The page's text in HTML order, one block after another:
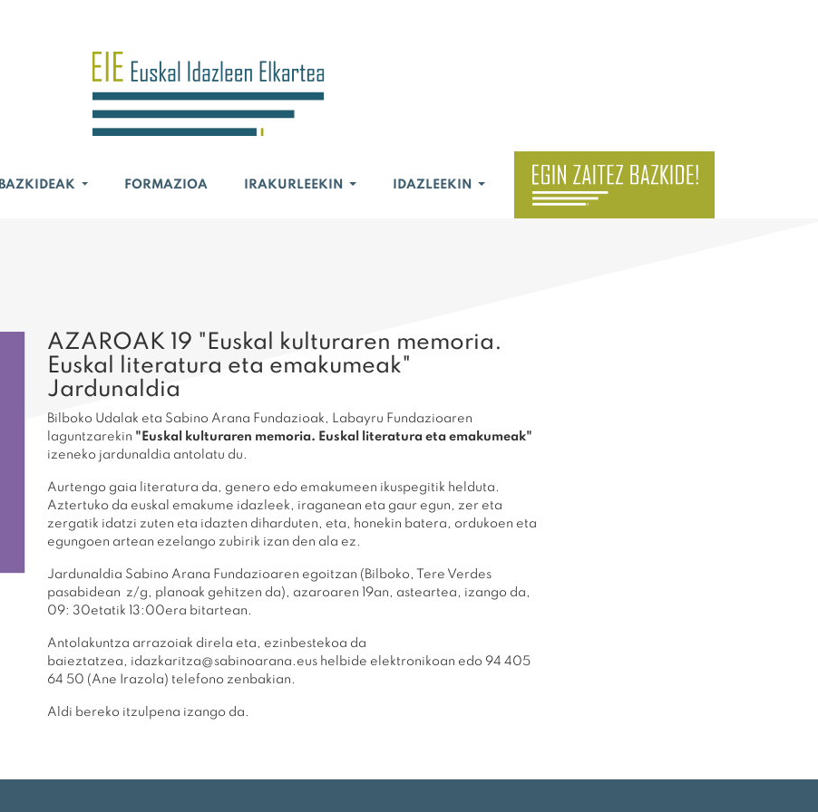
BAZKIDEAK FORMAZIOA IRAKURLEEKIN IDAZLEEKIN
AZAROAK 19 "Euskal kulturaren memoria.
Euskal literatura eta emakumeak"
Jardunaldia
Bilboko Udalak eta Sabino Arana Fundazioak, Labayru Fundazioaren
laguntzarekin "Euskal kulturaren memoria. Euskal literatura eta emakumeak"
izeneko jardunaldia antolatu du.
Aurtengo gaia literatura da, genero edo emakumeen ikuspegitik helduta.
Aztertuko da euskal emakume idazleek, iraganean eta gaur egun, zer eta
zergatik idatzi zuten eta idazten diharduten, eta, honekin batera, ordukoen eta
egungoen artean ezelango zubirik izan den ala ez.
Jardunaldia Sabino Arana Fundazioaren egoitzan (Bilboko, Tere Verdes
pasabidean z/g, planoak gehitzen da), azaroaren 19an, asteartea, izango da,
09: 30etatik 13:00era bitartean.
Antolakuntza arrazoiak direla eta, ezinbestekoa da
baieztatzea, idazkaritza@sabinoarana.eus helbide elektronikoan edo 94 405
64 50 (Ane Irazola) telefono zenbakian.
Aldi bereko itzulpena izango da.